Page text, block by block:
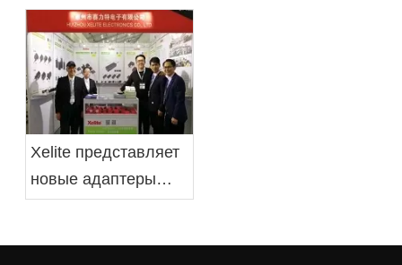
Xelite представляет
новые адаптеры